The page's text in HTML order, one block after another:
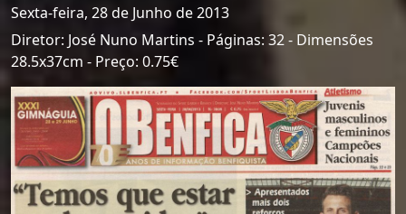
Sexta-feira, 28 de Junho de 2013
Diretor: José Nuno Martins - Páginas: 32 - Dimensões
28.5x37cm - Preço: 0.75€